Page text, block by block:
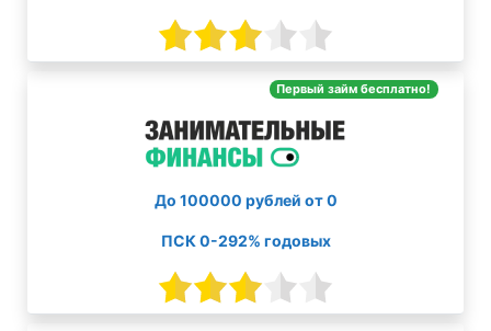
Первый займ бесплатно!
До 100000 рублей от 0
ПСК 0-292% годовых